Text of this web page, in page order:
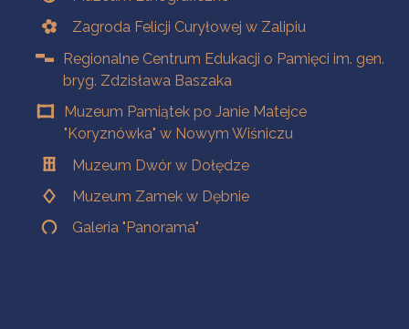
Zagroda Felicji Curyłowej w Zalipiu
Regionalne Centrum Edukacji o Pamięci im. gen.
bryg. Zdzisława Baszaka
Muzeum Pamiątek po Janie Matejce
"Koryznówka" w Nowym Wiśniczu
Muzeum Dwór w Dołędze
Muzeum Zamek w Dębnie
Galeria "Panorama"